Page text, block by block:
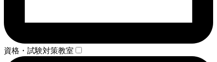
資格・試験対策教室